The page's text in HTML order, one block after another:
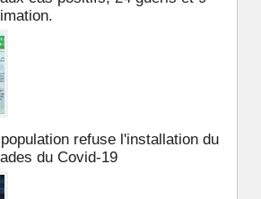
refuse l'installation du
du Covid-19